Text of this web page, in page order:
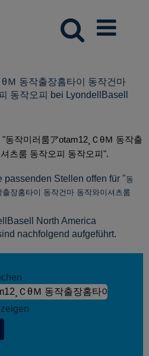
Ｍ 동작출장홈타이 동작건마
동작오피 bei LyondellBasell
"동작미러룸アotam12¸ＣθＭ 동작출
츠룸 동작오피 동작오피".
passenden Stellen offen für "동
장홈타이 동작건마 동작와이셔츠룸
North America
nachfolgend aufgeführt.